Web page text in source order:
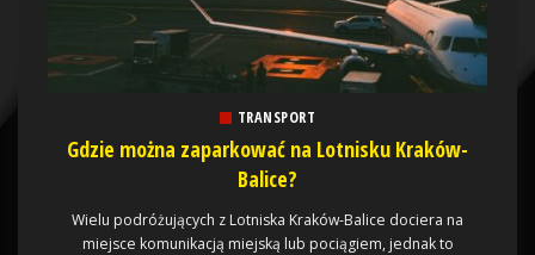
TRANSPORT
Gdzie można zaparkować na Lotnisku Kraków-
Balice?
Wielu podróżujących z Lotniska Kraków-Balice dociera na
miejsce komunikacją miejską lub pociągiem, jednak to